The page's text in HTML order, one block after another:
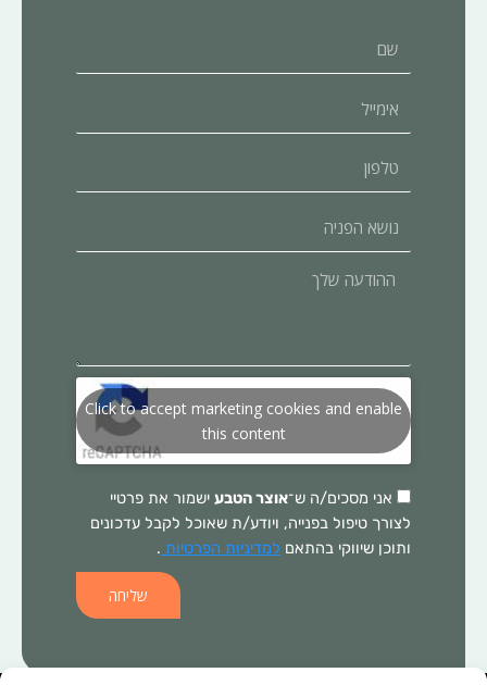
הפניה
ההודעה
Click to accept marketing cookies and enable
this content
אני מסכים/ה ש־אוצר הטבע ישמור את פרטיי
לצורך טיפול בפנייה, ויודע/ת שאוכל לקבל עדכונים
ותוכן שיווקי בהתאם למדיניות הפרטיות .
שליחה